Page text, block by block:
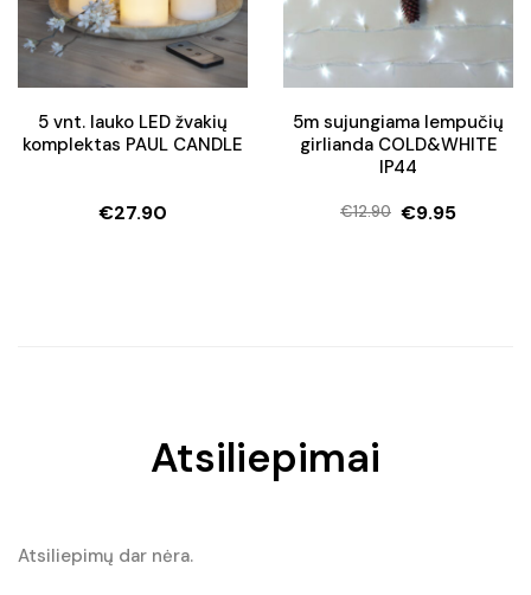
5 vnt. lauko LED žvakių
komplektas PAUL CANDLE
€27.90
5m sujungiama lempučių
girlianda COLD&WHITE
IP44
€12.90
Original
€9.95
Current
Atsiliepimai
Atsiliepimų dar nėra.